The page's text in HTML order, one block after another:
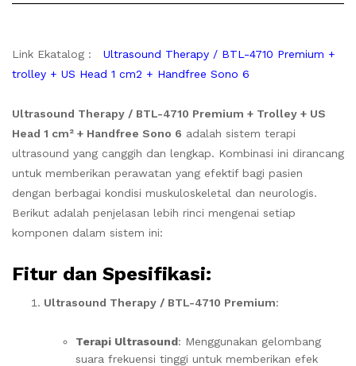
Link Ekatalog : Ultrasound Therapy / BTL-4710 Premium +
trolley + US Head 1 cm2 + Handfree Sono 6
Ultrasound Therapy / BTL-4710 Premium + Trolley + US
Head 1 cm² + Handfree Sono 6 adalah sistem terapi
ultrasound yang canggih dan lengkap. Kombinasi ini dirancang
untuk memberikan perawatan yang efektif bagi pasien
dengan berbagai kondisi muskuloskeletal dan neurologis.
Berikut adalah penjelasan lebih rinci mengenai setiap
komponen dalam sistem ini:
Fitur dan Spesifikasi:
Ultrasound Therapy / BTL-4710 Premium:
Terapi Ultrasound: Menggunakan gelombang
suara frekuensi tinggi untuk memberikan efek